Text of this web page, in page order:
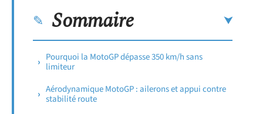
Sommaire
Pourquoi la MotoGP dépasse 350 km/h sans
limiteur
Aérodynamique MotoGP : ailerons et appui contre
stabilité route